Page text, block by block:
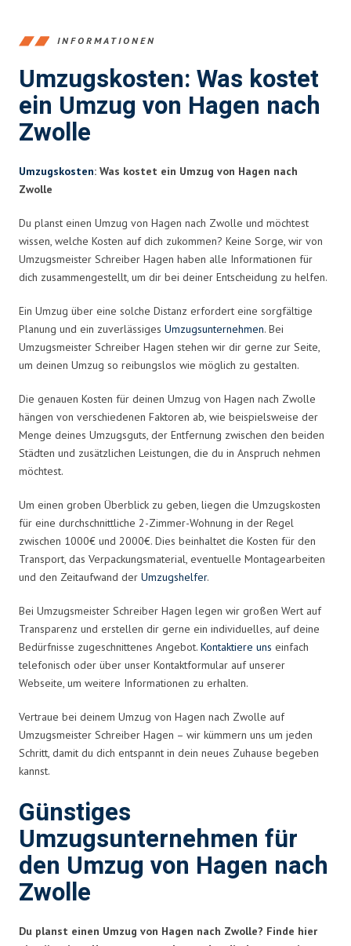
INFORMATIONEN
Umzugskosten: Was kostet
ein Umzug von Hagen nach
Zwolle
Umzugskosten: Was kostet ein Umzug von Hagen nach
Zwolle
Du planst einen Umzug von Hagen nach Zwolle und möchtest
wissen, welche Kosten auf dich zukommen? Keine Sorge, wir von
Umzugsmeister Schreiber Hagen haben alle Informationen für
dich zusammengestellt, um dir bei deiner Entscheidung zu helfen.
Ein Umzug über eine solche Distanz erfordert eine sorgfältige
Planung und ein zuverlässiges Umzugsunternehmen. Bei
Umzugsmeister Schreiber Hagen stehen wir dir gerne zur Seite,
um deinen Umzug so reibungslos wie möglich zu gestalten.
Die genauen Kosten für deinen Umzug von Hagen nach Zwolle
hängen von verschiedenen Faktoren ab, wie beispielsweise der
Menge deines Umzugsguts, der Entfernung zwischen den beiden
Städten und zusätzlichen Leistungen, die du in Anspruch nehmen
möchtest.
Um einen groben Überblick zu geben, liegen die Umzugskosten
für eine durchschnittliche 2-Zimmer-Wohnung in der Regel
zwischen 1000€ und 2000€. Dies beinhaltet die Kosten für den
Transport, das Verpackungsmaterial, eventuelle Montagearbeiten
und den Zeitaufwand der Umzugshelfer.
Bei Umzugsmeister Schreiber Hagen legen wir großen Wert auf
Transparenz und erstellen dir gerne ein individuelles, auf deine
Bedürfnisse zugeschnittenes Angebot. Kontaktiere uns einfach
telefonisch oder über unser Kontaktformular auf unserer
Webseite, um weitere Informationen zu erhalten.
Vertraue bei deinem Umzug von Hagen nach Zwolle auf
Umzugsmeister Schreiber Hagen – wir kümmern uns um jeden
Schritt, damit du dich entspannt in dein neues Zuhause begeben
kannst.
Günstiges
Umzugsunternehmen für
den Umzug von Hagen nach
Zwolle
Du planst einen Umzug von Hagen nach Zwolle? Finde hier